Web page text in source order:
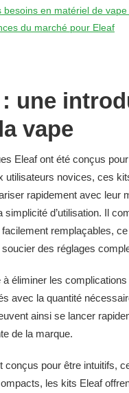
besoins en matériel de vape
du marché pour Eleaf
une
vape
Eleaf ont été conçus
utilisateurs novices, ces
rapidement avec leur
d’utilisation. Il
remplaçables,
des réglages
éliminer les
avec la quantité
ainsi se lancer
de la marque.
pour être intuitifs,
les kits Eleaf